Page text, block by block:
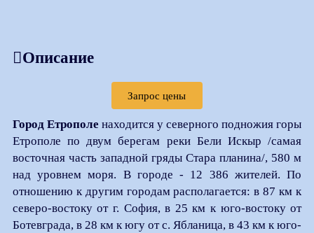
Описание
Запрос цены
Город Етрополе находится у северного подножия горы
Етрополе по двум берегам реки Бели Искыр /самая
восточная часть западной гряды Стара планина/, 580 м
над уровнем моря. В городе - 12 386 жителей. По
отношению к другим городам располагается: в 87 км к
северо-востоку от г. София, в 25 км к юго-востоку от
Ботевграда, в 28 км к югу от с. Ябланица, в 43 км к юго-